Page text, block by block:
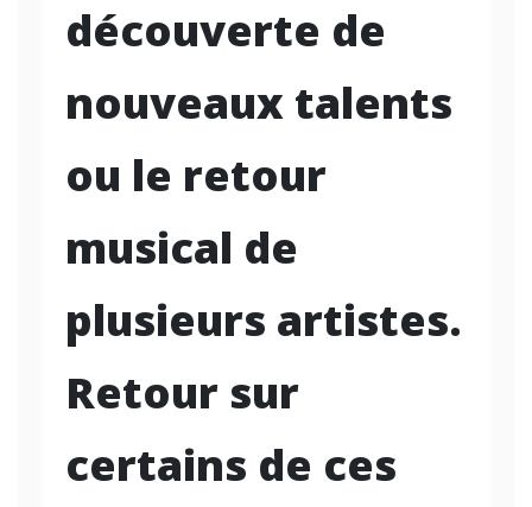
découverte de
nouveaux talents
ou le retour
musical de
plusieurs artistes.
Retour sur
certains de ces